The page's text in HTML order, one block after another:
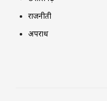
राजनीती
अपराध